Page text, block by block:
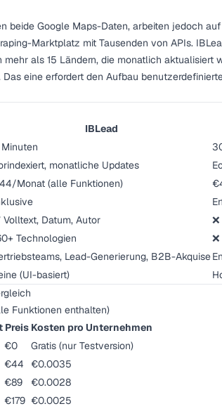
beide Google Maps-Daten, arbeiten jedoch
Marktplatz mit Tausenden von APIs.
als 15 Ländern, die monatlich aktualisiert
eine erfordert den Aufbau
IBLead
monatliche Updates
Monat (alle Funktionen)
Volltext, Datum, Autor
Technologien
Lead-Generierung, B2B-Akquise
(UI-basiert)
Funktionen enthalten)
Preis Kosten pro Unternehmen
€0
Gratis (nur Testversion)
€44
€0.0035
€89
€0.0028
€179 €0.0025